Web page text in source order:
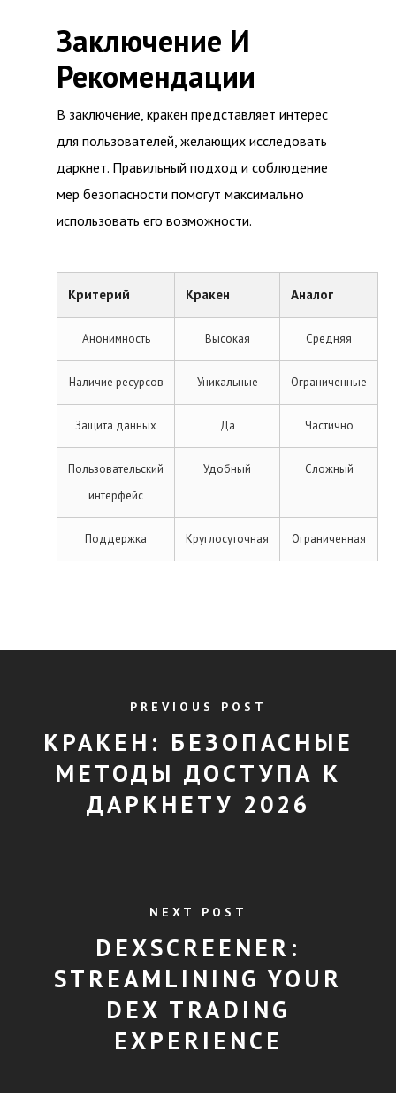
Заключение И
Рекомендации
В заключение, кракен представляет интерес
для пользователей, желающих исследовать
даркнет. Правильный подход и соблюдение
мер безопасности помогут максимально
использовать его возможности.
Критерий Кракен Аналог
Анонимность Высокая Средняя
Наличие ресурсов Уникальные Ограниченные
Защита данных Да Частично
Пользовательский
интерфейс
Удобный Сложный
Поддержка Круглосуточная Ограниченная
PREVIOUS POST
КРАКЕН: БЕЗОПАСНЫЕ
МЕТОДЫ ДОСТУПА К
ДАРКНЕТУ 2026
NEXT POST
DEXSCREENER:
STREAMLINING YOUR
DEX TRADING
EXPERIENCE